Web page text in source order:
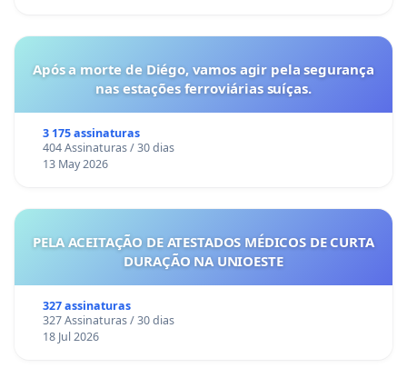
Após a morte de Diégo, vamos agir pela segurança
nas estações ferroviárias suíças.
3 175 assinaturas
404 Assinaturas / 30 dias
13 May 2026
PELA ACEITAÇÃO DE ATESTADOS MÉDICOS DE CURTA
DURAÇÃO NA UNIOESTE
327 assinaturas
327 Assinaturas / 30 dias
18 Jul 2026